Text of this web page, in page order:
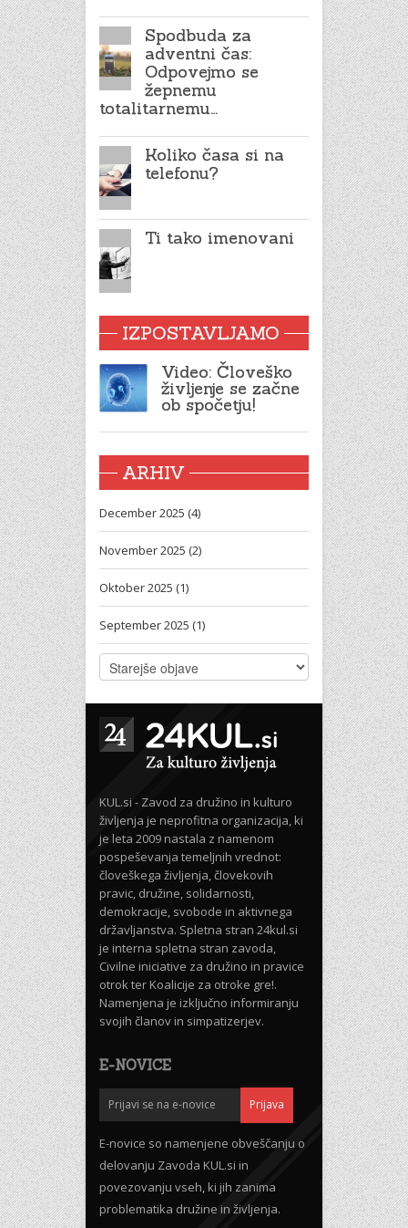
Spodbuda za
adventni čas:
Odpovejmo se
žepnemu
totalitarnemu…
Koliko časa si na
telefonu?
Ti tako imenovani
IZPOSTAVLJAMO
Video: Človeško
življenje se začne
ob spočetju!
ARHIV
December 2025 (4)
November 2025 (2)
Oktober 2025 (1)
September 2025 (1)
KUL.si - Zavod za družino in kulturo
življenja je neprofitna organizacija, ki
je leta 2009 nastala z namenom
pospeševanja temeljnih vrednot:
človeškega življenja, človekovih
pravic, družine, solidarnosti,
demokracije, svobode in aktivnega
državljanstva. Spletna stran 24kul.si
je interna spletna stran zavoda,
Civilne iniciative za družino in pravice
otrok ter Koalicije za otroke gre!.
Namenjena je izključno informiranju
svojih članov in simpatizerjev.
E-NOVICE
E-novice so namenjene obveščanju o
delovanju Zavoda KUL.si in
povezovanju vseh, ki jih zanima
problematika družine in življenja.